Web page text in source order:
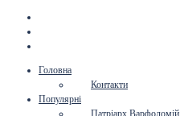
Головна
Контакти
Популярні
Патріарх Варфоломій